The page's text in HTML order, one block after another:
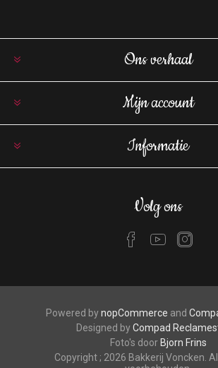
Ons verhaal
Mijn account
Informatie
Volg ons
Powered bynopCommerce and
Designed byCompad
Foto's door Bjorn Frins
Copyright ; 2026 Bakkerij Voncken.